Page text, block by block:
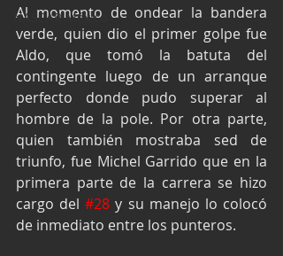
NASCAR México
Al momento de ondear la bandera
verde, quien dio el primer golpe fue
Aldo, que tomó la batuta del
contingente luego de un arranque
perfecto donde pudo superar al
hombre de la pole. Por otra parte,
quien también mostraba sed de
triunfo, fue Michel Garrido que en la
primera parte de la carrera se hizo
cargo del #28 y su manejo lo colocó
de inmediato entre los punteros.